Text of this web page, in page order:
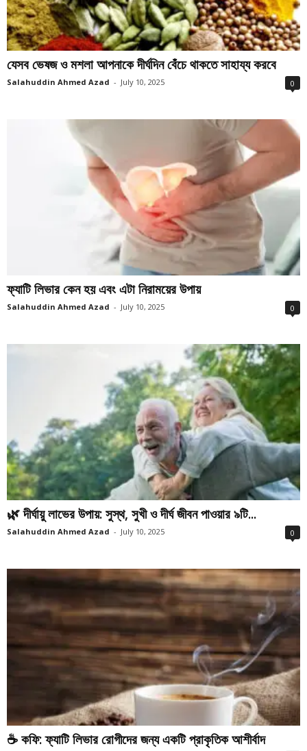
যেসব ভেষজ ও মশলা আপনাকে দীর্ঘদিন বেঁচে থাকতে সাহায্য করবে
Salahuddin Ahmed Azad - July 10, 2025 0
ফ্যাটি লিভার কেন হয় এবং এটা নিরাময়ের উপায়
Salahuddin Ahmed Azad - July 10, 2025 0
🌿 দীর্ঘায়ু লাভের উপায়: সুস্থ, সুখী ও দীর্ঘ জীবন পাওয়ার ৯টি...
Salahuddin Ahmed Azad - July 10, 2025 0
☕ কফি: ফ্যাটি লিভার রোগীদের জন্য একটি প্রাকৃতিক আশীর্বাদ